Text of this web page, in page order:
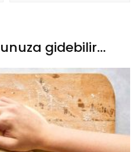
gidebilir...